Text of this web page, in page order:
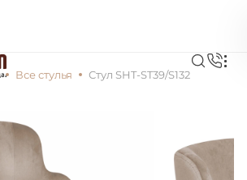
Все стулья Стул SHT-ST39/S132